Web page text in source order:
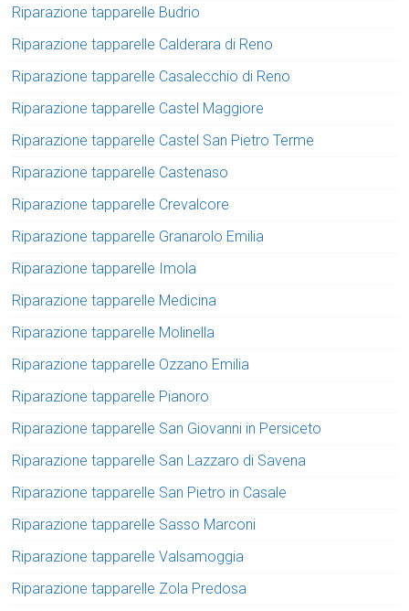
Riparazione tapparelle Budrio
Riparazione tapparelle Calderara di Reno
Riparazione tapparelle Casalecchio di Reno
Riparazione tapparelle Castel Maggiore
Riparazione tapparelle Castel San Pietro Terme
Riparazione tapparelle Castenaso
Riparazione tapparelle Crevalcore
Riparazione tapparelle Granarolo Emilia
Riparazione tapparelle Imola
Riparazione tapparelle Medicina
Riparazione tapparelle Molinella
Riparazione tapparelle Ozzano Emilia
Riparazione tapparelle Pianoro
Riparazione tapparelle San Giovanni in Persiceto
Riparazione tapparelle San Lazzaro di Savena
Riparazione tapparelle San Pietro in Casale
Riparazione tapparelle Sasso Marconi
Riparazione tapparelle Valsamoggia
Riparazione tapparelle Zola Predosa